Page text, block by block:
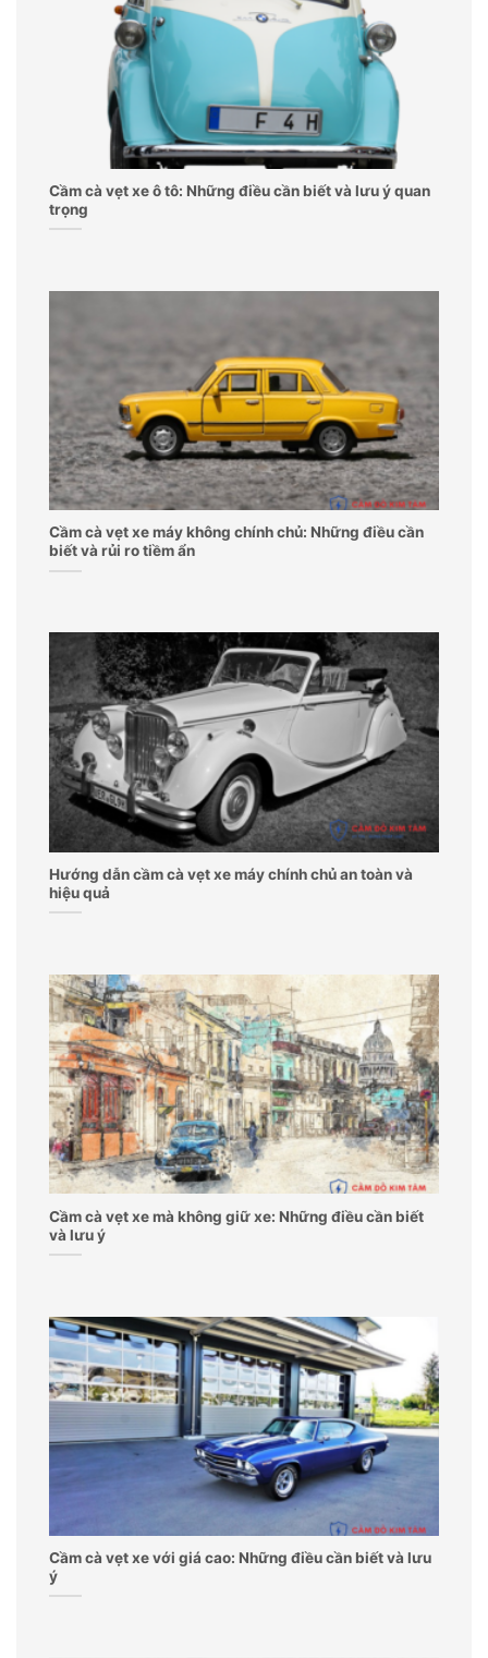
Cầm cà vẹt xe ô tô: Những điều cần biết và lưu ý quan
trọng
Cầm cà vẹt xe máy không chính chủ: Những điều cần
biết và rủi ro tiềm ẩn
Hướng dẫn cầm cà vẹt xe máy chính chủ an toàn và
hiệu quả
Cầm cà vẹt xe mà không giữ xe: Những điều cần biết
và lưu ý
Cầm cà vẹt xe với giá cao: Những điều cần biết và lưu
ý